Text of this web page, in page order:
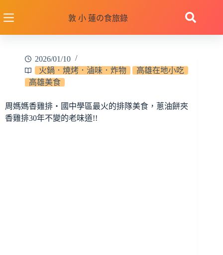
至
敦 小 蓮の食旅錄
2026/01/10
火鍋．燒烤．滷味．炸物
高雄在地小吃
高雄美食
周媽媽香雞排‧國中學區最火的排隊美食，蔥油餅夾
香雞排30年不變的老味道!!